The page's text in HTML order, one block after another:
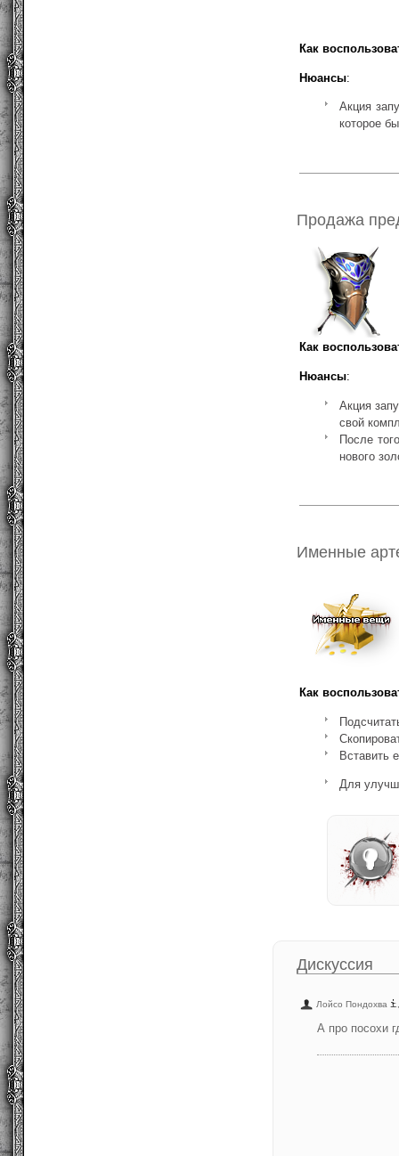
Как
Нюансы:
Акция
которое
Продажа
Как
Нюансы:
Акция
свой
После
нового
Именные
Как
Вставить
Для
Дискуссия
Лойсо Пондохва
А про посохи